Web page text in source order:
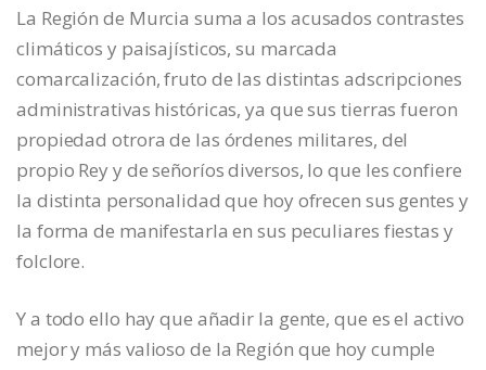
La Región de Murcia suma a los acusados contrastes
climáticos y paisajísticos, su marcada
comarcalización, fruto de las distintas adscripciones
administrativas históricas, ya que sus tierras fueron
propiedad otrora de las órdenes militares, del
propio Rey y de señoríos diversos, lo que les confiere
la distinta personalidad que hoy ofrecen sus gentes y
la forma de manifestarla en sus peculiares fiestas y
folclore.
Y a todo ello hay que añadir la gente, que es el activo
mejor y más valioso de la Región que hoy cumple